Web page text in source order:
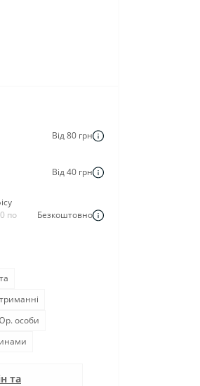
Від 80 грн
Від 40 грн
по
Безкоштовно
особи
та